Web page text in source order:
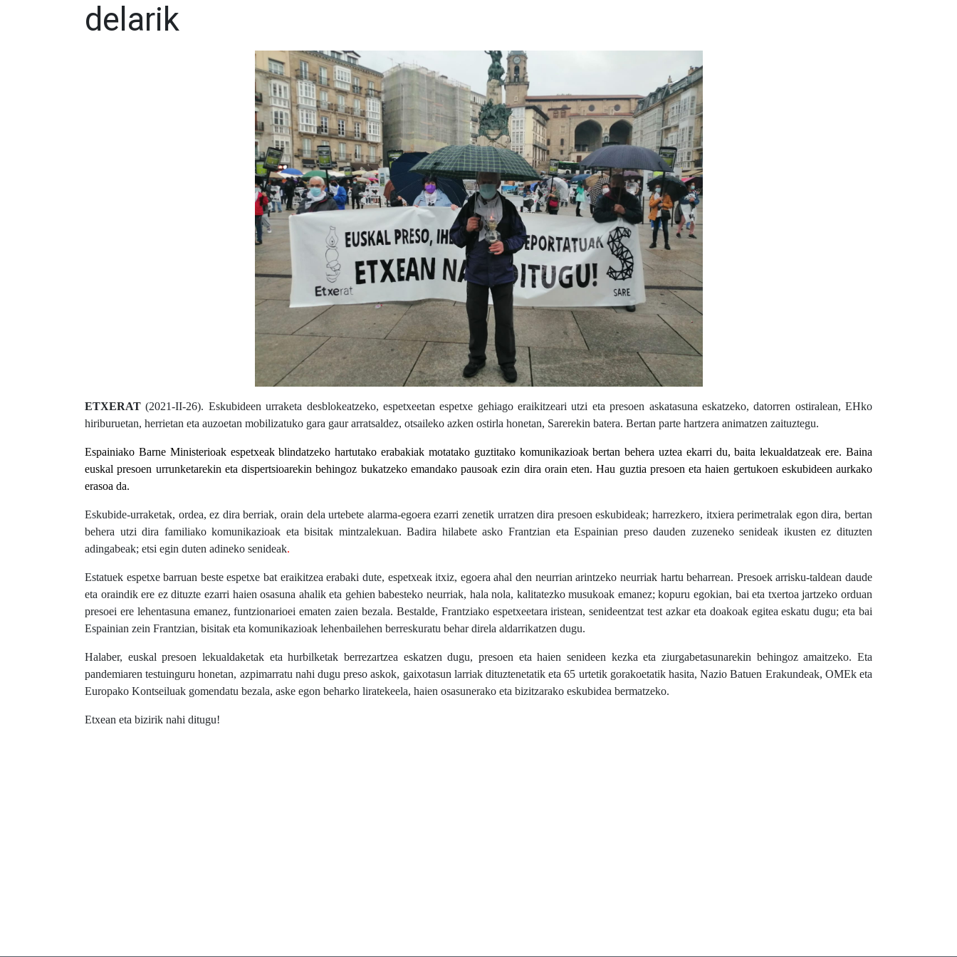
delarik
ETXERAT (2021-II-26). Eskubideen urraketa desblokeatzeko, espetxeetan espetxe gehiago eraikitzeari utzi eta presoen askatasuna eskatzeko, datorren ostiralean, EHko
hiriburuetan, herrietan eta auzoetan mobilizatuko gara gaur arratsaldez, otsaileko azken ostirla honetan, Sarerekin batera. Bertan parte hartzera animatzen zaituztegu.
Espainiako Barne Ministerioak espetxeak blindatzeko hartutako erabakiak motatako guztitako komunikazioak bertan behera uztea ekarri du, baita lekualdatzeak ere. Baina
euskal presoen urrunketarekin eta dispertsioarekin behingoz bukatzeko emandako pausoak ezin dira orain eten.Hau guztia presoen eta haien gertukoen eskubideen aurkako
erasoa da.
Eskubide-urraketak, ordea, ez dira berriak, orain dela urtebete alarma-egoera ezarri zenetik urratzen dira presoen eskubideak; harrezkero, itxiera perimetralak egon dira, bertan
behera utzi dira familiako komunikazioak eta bisitak mintzalekuan. Badira hilabete asko Frantzian eta Espainian preso dauden zuzeneko senideak ikusten ez dituzten
adingabeak; etsi egin duten adineko senideak.
Estatuek espetxe barruan beste espetxe bat eraikitzea erabaki dute, espetxeak itxiz, egoera ahal den neurrian arintzeko neurriak hartu beharrean. Presoek arrisku-taldean daude
eta oraindik ere ez dituzte ezarri haien osasuna ahalik eta gehien babesteko neurriak, hala nola, kalitatezko musukoak emanez; kopuru egokian, bai eta txertoa jartzeko orduan
presoei ere lehentasuna emanez, funtzionarioei ematen zaien bezala. Bestalde, Frantziako espetxeetara iristean, senideentzat test azkar eta doakoak egitea eskatu dugu; eta bai
Espainian zein Frantzian, bisitak eta komunikazioak lehenbailehen berreskuratu behar direla aldarrikatzen dugu.
Halaber, euskal presoen lekualdaketak eta hurbilketak berrezartzea eskatzen dugu, presoen eta haien senideen kezka eta ziurgabetasunarekin behingoz amaitzeko. Eta
pandemiaren testuinguru honetan, azpimarratu nahi dugu preso askok, gaixotasun larriak dituztenetatik eta 65 urtetik gorakoetatik hasita, Nazio Batuen Erakundeak, OMEk eta
Europako Kontseiluak gomendatu bezala, aske egon beharko liratekeela, haien osasunerako eta bizitzarako eskubidea bermatzeko.
Etxean eta bizirik nahi ditugu!